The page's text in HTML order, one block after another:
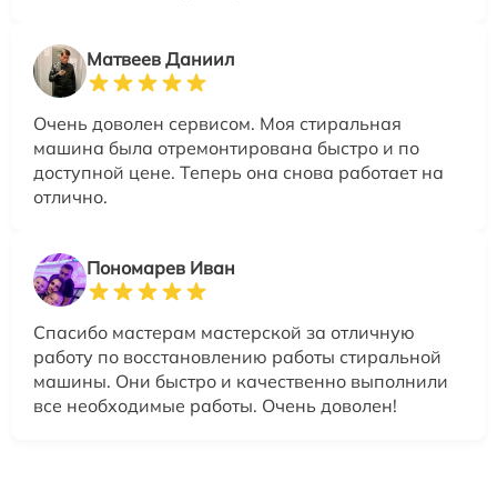
Матвеев Даниил
Очень доволен сервисом. Моя стиральная
машина была отремонтирована быстро и по
доступной цене. Теперь она снова работает на
отлично.
Пономарев Иван
Спасибо мастерам мастерской за отличную
работу по восстановлению работы стиральной
машины. Они быстро и качественно выполнили
все необходимые работы. Очень доволен!